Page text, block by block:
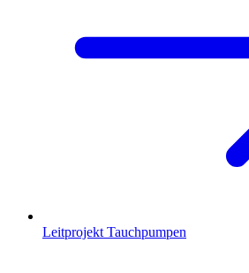
Leitprojekt Tauchpumpen